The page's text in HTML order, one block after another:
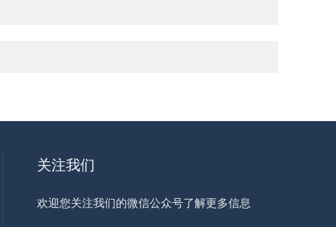
关注我们
欢迎您关注我们的微信公众号了解更多信息